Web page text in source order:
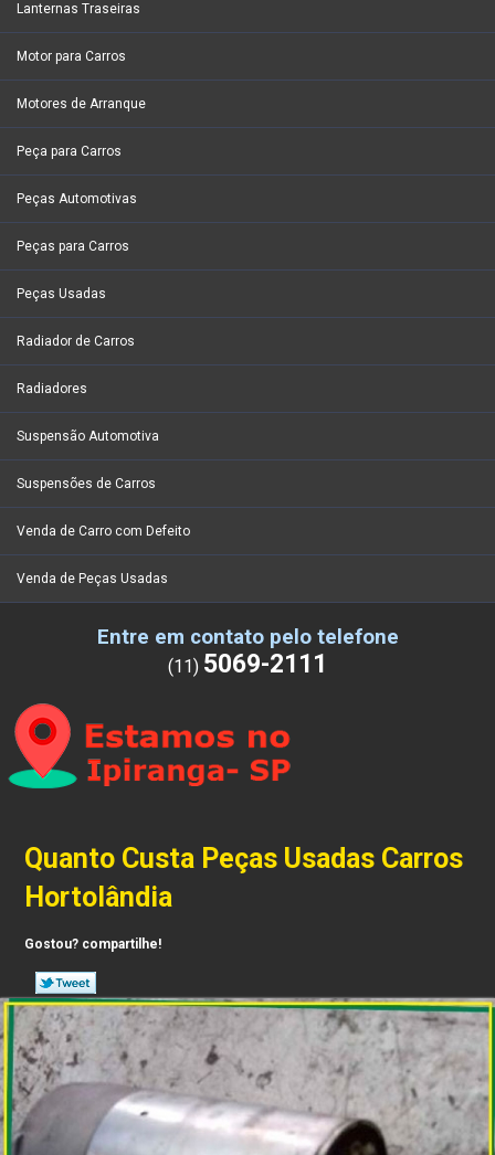
Lanternas Traseiras
Motor para Carros
Motores de Arranque
Peça para Carros
Peças Automotivas
Peças para Carros
Peças Usadas
Radiador de Carros
Radiadores
Suspensão Automotiva
Suspensões de Carros
Venda de Carro com Defeito
Venda de Peças Usadas
Entre em contato pelo telefone
(11) 5069-2111
Quanto Custa Peças Usadas Carros
Hortolândia
Gostou? compartilhe!